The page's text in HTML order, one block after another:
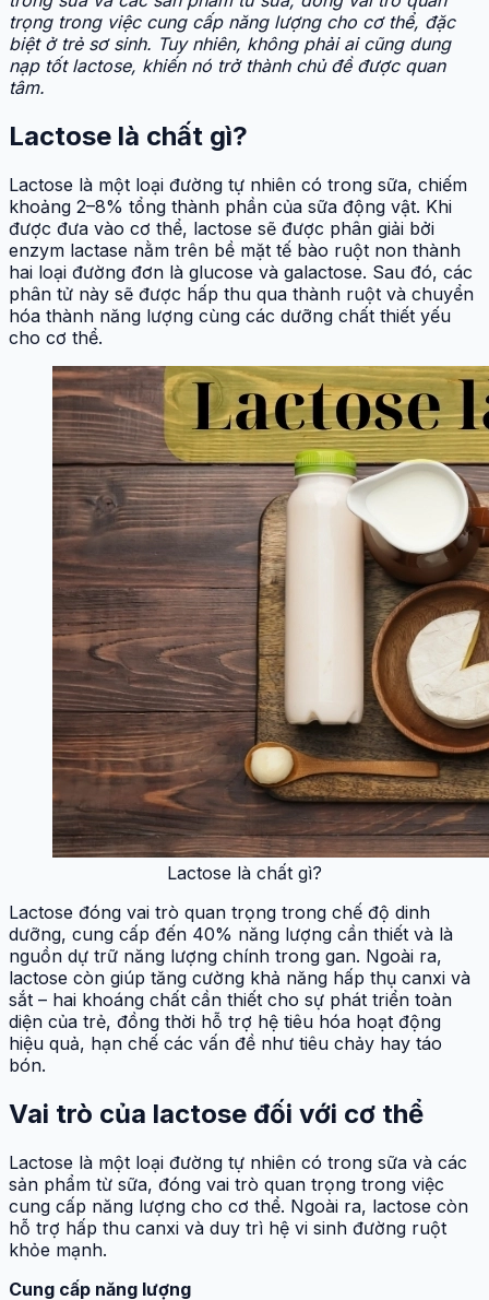
trọng trong việc cung cấp năng lượng cho cơ thể, đặc
biệt ở trẻ sơ sinh. Tuy nhiên, không phải ai cũng dung
nạp tốt lactose, khiến nó trở thành chủ đề được quan
tâm.
Lactose là chất gì?
Lactose là một loại đường tự nhiên có trong sữa, chiếm
khoảng 2–8% tổng thành phần của sữa động vật. Khi
được đưa vào cơ thể, lactose sẽ được phân giải bởi
enzym lactase nằm trên bề mặt tế bào ruột non thành
hai loại đường đơn là glucose và galactose. Sau đó, các
phân tử này sẽ được hấp thu qua thành ruột và chuyển
hóa thành năng lượng cùng các dưỡng chất thiết yếu
cho cơ thể.
Lactose là chất gì?
Lactose đóng vai trò quan trọng trong chế độ dinh
dưỡng, cung cấp đến 40% năng lượng cần thiết và là
nguồn dự trữ năng lượng chính trong gan. Ngoài ra,
lactose còn giúp tăng cường khả năng hấp thụ canxi và
sắt – hai khoáng chất cần thiết cho sự phát triển toàn
diện của trẻ, đồng thời hỗ trợ hệ tiêu hóa hoạt động
hiệu quả, hạn chế các vấn đề như tiêu chảy hay táo
bón.
Vai trò của lactose đối với cơ thể
Lactose là một loại đường tự nhiên có trong sữa và các
sản phẩm từ sữa, đóng vai trò quan trọng trong việc
cung cấp năng lượng cho cơ thể. Ngoài ra, lactose còn
hỗ trợ hấp thu canxi và duy trì hệ vi sinh đường ruột
khỏe mạnh.
Cung cấp năng lượng